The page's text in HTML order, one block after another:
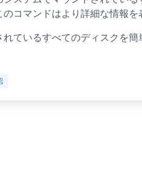
コマンドはより詳細な情報を
ているすべてのディスクを